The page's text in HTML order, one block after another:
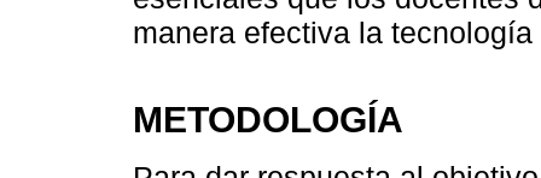
manera efectiva la
METODOLOGÍA